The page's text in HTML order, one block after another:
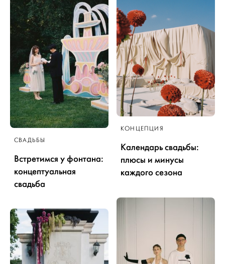
СВАДЬБЫ
Встретимся у фонтана:
концептуальная
свадьба
КОНЦЕПЦИЯ
Календарь свадьбы:
плюсы и минусы
каждого сезона